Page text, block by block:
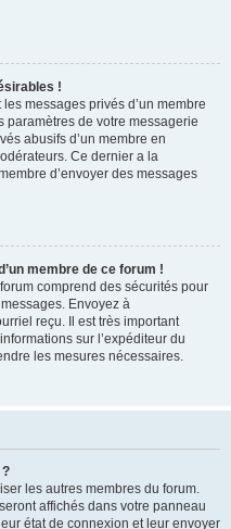
!
messages privés d’un membre
paramètres de votre messagerie
abusifs d’un membre en
Ce dernier a la
d’envoyer des messages
membre de ce forum !
comprend des sécurités pour
Envoyez à
reçu. Il est très important
sur l’expéditeur du
les mesures nécessaires.
?
les autres membres du forum.
affichés dans votre panneau
état de connexion et leur envoyer